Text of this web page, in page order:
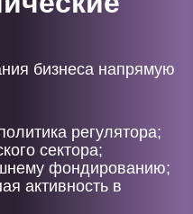
бизнеса напрямую
регулятора;
сектора;
фондированию;
активность в